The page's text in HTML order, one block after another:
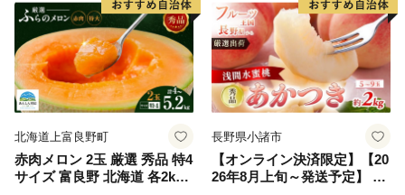
北海道上富良野町
赤肉メロン 2玉 厳選 秀品 特4
サイズ 富良野 北海道 各2kg
長野県小諸市
【オンライン決済限定】【20
26年8月上旬～発送予定】 先